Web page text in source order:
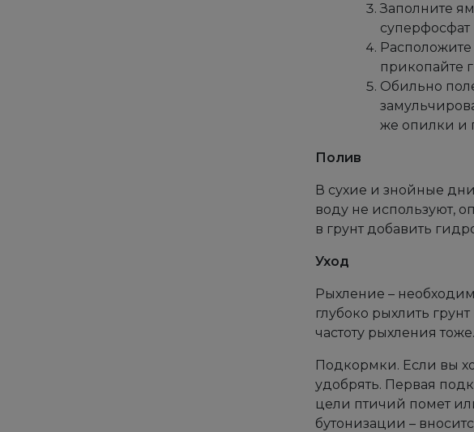
Заполните
суперфосфат
прикопайте
Обильно
же опилки и
Полив
В сухие и знойные
воду не используют,
в грунт добавить
Уход
Рыхление –
глубоко рыхлить
частоту рыхления тоже.
Подкормки. Если вы
удобрять. Первая
цели птичий помет
бутонизации –